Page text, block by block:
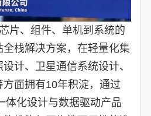
片、组件、单机到系统的
栈解决方案，在轻量化集
计、卫星通信系统设计、
面拥有10年积淀，通过
体化设计与数据驱动产品